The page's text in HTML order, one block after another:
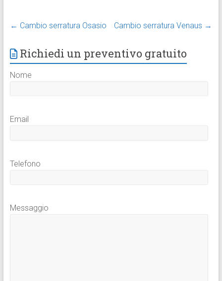
← Cambio serratura Osasio Cambio serratura Venaus →
Richiedi un preventivo gratuito
Nome
Email
Telefono
Messaggio